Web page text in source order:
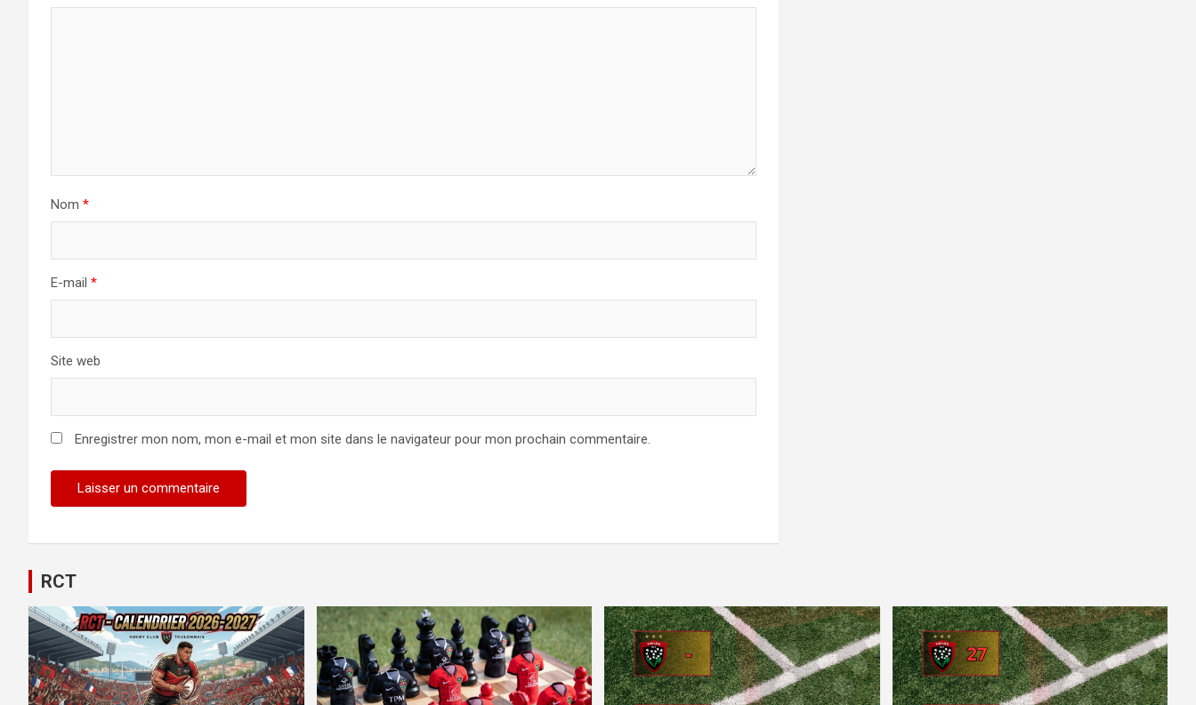
Nom *
E-mail *
Site web
Enregistrer mon nom, mon e-mail et mon site dans le navigateur pour mon prochain commentaire.
RCT